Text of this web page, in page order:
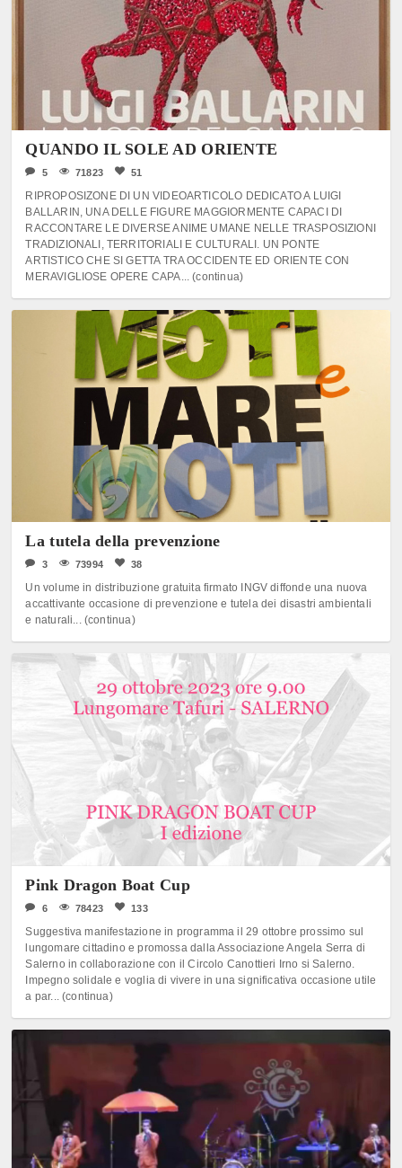
QUANDO IL SOLE AD ORIENTE
5 71823 51
RIPROPOSIZONE DI UN VIDEOARTICOLO DEDICATO A LUIGI
BALLARIN, UNA DELLE FIGURE MAGGIORMENTE CAPACI DI
RACCONTARE LE DIVERSE ANIME UMANE NELLE TRASPOSIZIONI
TRADIZIONALI, TERRITORIALI E CULTURALI. UN PONTE
ARTISTICO CHE SI GETTA TRA OCCIDENTE ED ORIENTE CON
MERAVIGLIOSE OPERE CAPA... (continua)
La tutela della prevenzione
3 73994 38
Un volume in distribuzione gratuita firmato INGV diffonde una nuova
accattivante occasione di prevenzione e tutela dei disastri ambientali
e naturali... (continua)
Pink Dragon Boat Cup
6 78423 133
Suggestiva manifestazione in programma il 29 ottobre prossimo sul
lungomare cittadino e promossa dalla Associazione Angela Serra di
Salerno in collaborazione con il Circolo Canottieri Irno si Salerno.
Impegno solidale e voglia di vivere in una significativa occasione utile
a par... (continua)